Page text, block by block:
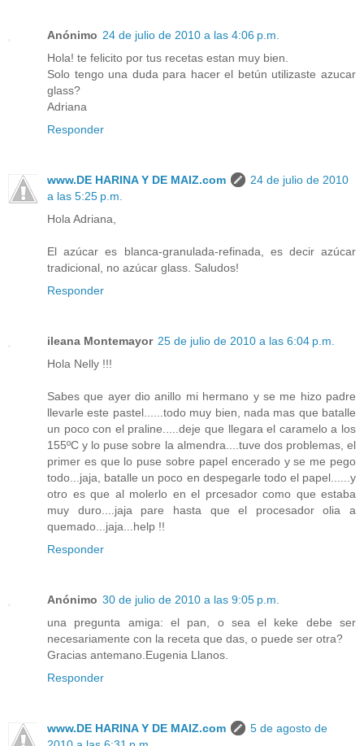
Anónimo 24 de julio de 2010 a las 4:06 p.m.
Hola! te felicito por tus recetas estan muy bien.
Solo tengo una duda para hacer el betún utilizaste azucar
glass?
Adriana
Responder
www.DE HARINA Y DE MAIZ.com
24 de julio de 2010
a las 5:25 p.m.
Hola Adriana,
El azúcar es blanca-granulada-refinada, es decir azúcar
tradicional, no azúcar glass. Saludos!
Responder
ileana Montemayor 25 de julio de 2010 a las 6:04 p.m.
Hola Nelly !!!
Sabes que ayer dio anillo mi hermano y se me hizo padre
llevarle este pastel......todo muy bien, nada mas que batalle
un poco con el praline.....deje que llegara el caramelo a los
155ºC y lo puse sobre la almendra....tuve dos problemas, el
primer es que lo puse sobre papel encerado y se me pego
todo...jaja, batalle un poco en despegarle todo el papel......y
otro es que al molerlo en el prcesador como que estaba
muy duro....jaja pare hasta que el procesador olia a
quemado...jaja...help !!
Responder
Anónimo 30 de julio de 2010 a las 9:05 p.m.
una pregunta amiga: el pan, o sea el keke debe ser
necesariamente con la receta que das, o puede ser otra?
Gracias antemano.Eugenia Llanos.
Responder
www.DE HARINA Y DE MAIZ.com
5 de agosto de